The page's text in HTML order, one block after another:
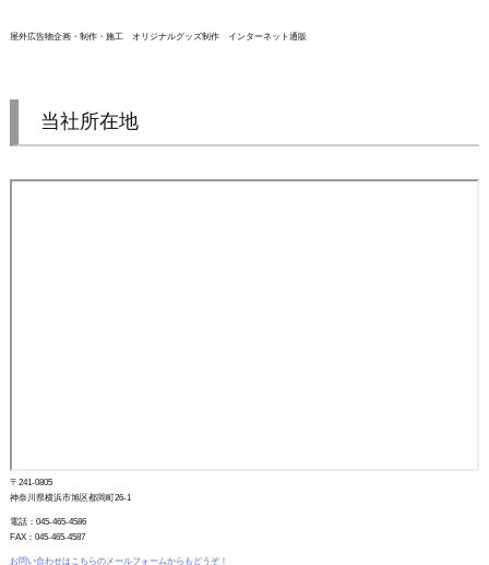
屋外広告物企画・制作・施工 オリジナルグッズ制作 インターネット通販
当社所在地
〒241-0805
神奈川県横浜市旭区都岡町26-1
電話：045-465-4586
FAX：045-465-4587
お問い合わせはこちらのメールフォームからもどうぞ！